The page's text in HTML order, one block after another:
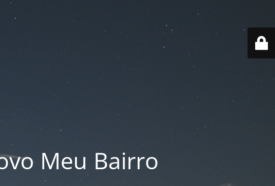
Meu Bairro